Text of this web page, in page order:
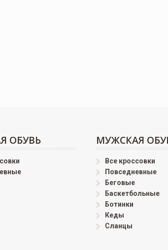
ОБУВЬ МУЖСКАЯ
Все кроссовки
Повседневные
Беговые
Баскетбольные
Ботинки
Кеды
Сланцы